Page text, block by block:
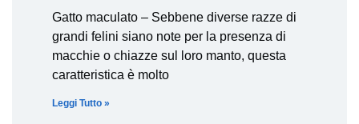
Gatto maculato – Sebbene diverse razze di
grandi felini siano note per la presenza di
macchie o chiazze sul loro manto, questa
caratteristica è molto
Leggi Tutto »